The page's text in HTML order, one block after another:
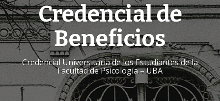
Credencial de
Beneficios
Credencial Universitaria de los Estudiantes de la
Facultad de Psicología – UBA